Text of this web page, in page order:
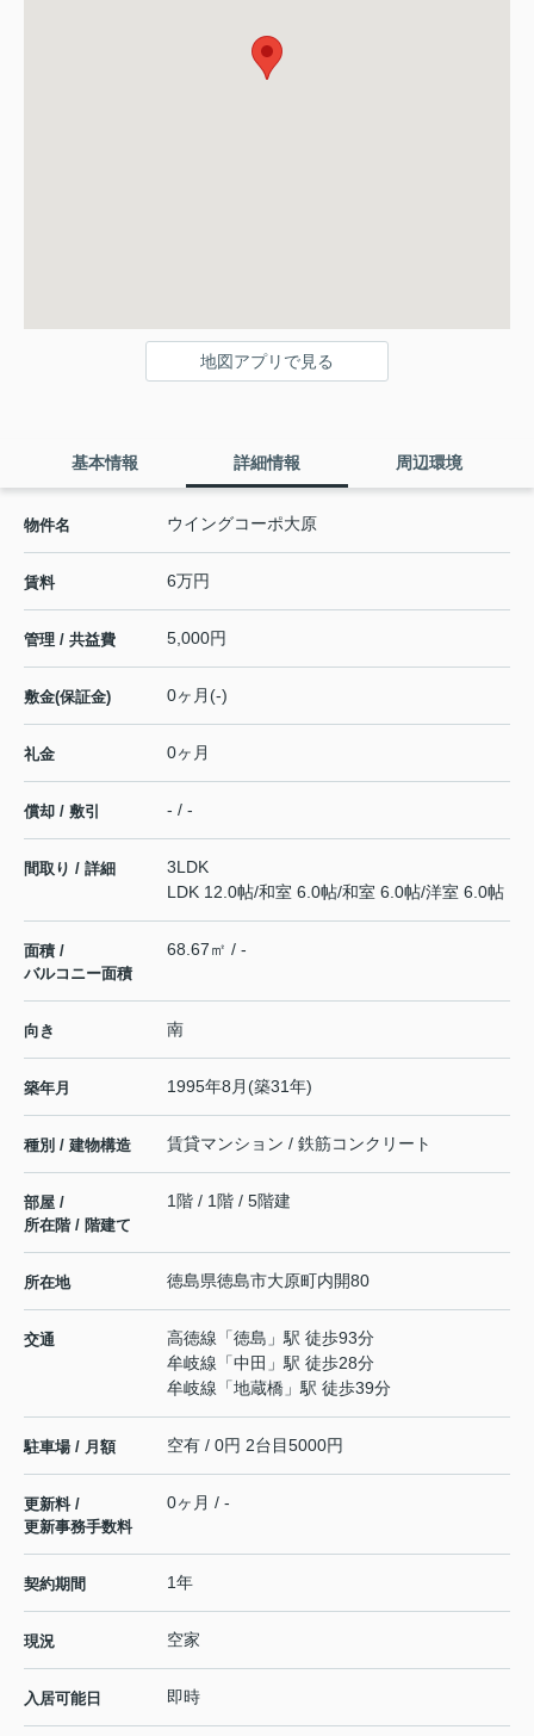
地図アプリで見る
基本情報 詳細情報 周辺環境
物件名 ウイングコーポ大原
賃料 6万円
管理 / 共益費 5,000円
敷金(保証金) 0ヶ月(-)
礼金 0ヶ月
償却 / 敷引 - / -
間取り / 詳細
3LDK
LDK 12.0帖/和室 6.0帖/和室 6.0帖/洋室 6.0帖
面積 /
バルコニー面積
68.67㎡ / -
向き 南
築年月 1995年8月(築31年)
種別 / 建物構造 賃貸マンション / 鉄筋コンクリート
部屋 /
所在階 / 階建て
1階 / 1階 / 5階建
所在地 徳島県徳島市大原町内開80
交通 高徳線 「徳島 」駅 徒歩93分
牟岐線 「中田 」駅 徒歩28分
牟岐線 「地蔵橋 」駅 徒歩39分
駐車場 / 月額 空有 / 0円 2台目5000円
更新料 /
更新事務手数料
0ヶ月 / -
契約期間 1年
現況 空家
入居可能日 即時